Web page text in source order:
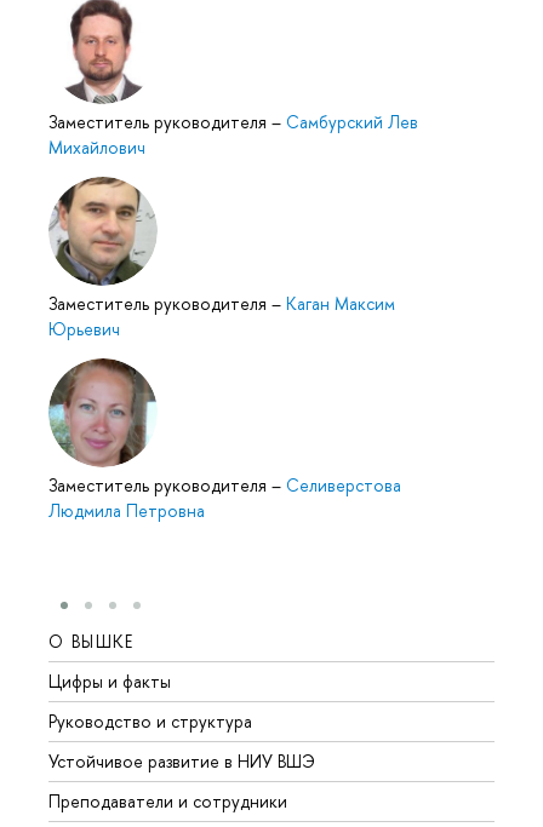
Заместитель руководителя – Самбурский Лев
Михайлович
Заместитель руководителя – Каган Максим
Юрьевич
Заместитель руководителя – Селиверстова
Людмила Петровна
О ВЫШКЕ
Цифры и факты
Руководство и структура
Устойчивое развитие в НИУ ВШЭ
Преподаватели и сотрудники